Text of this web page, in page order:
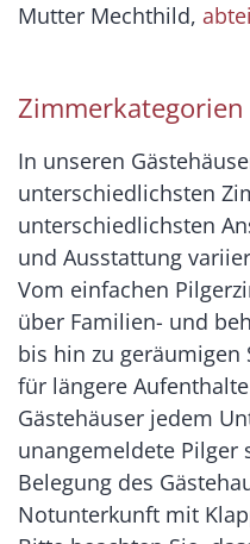
Mutter Mechthild,
Zimmerkategorien
In unseren
unterschiedlichsten
unterschiedlichsten
und Ausstattung
Vom einfachen
über Familien- und
bis hin zu geräumigen
für längere
Gästehäuser jedem
unangemeldete Pilger
Belegung des
Notunterkunft mit